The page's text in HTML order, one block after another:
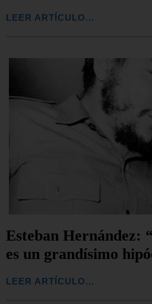
LEER ARTÍCULO...
Esteban Hernández:
es un grandísimo
LEER ARTÍCULO...